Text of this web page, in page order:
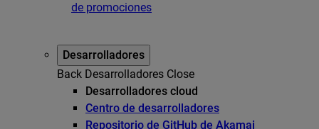
de promociones
Desarrolladores
Back Desarrolladores Close
Desarrolladores cloud
Centro de desarrolladores
Repositorio de GitHub de Akamai